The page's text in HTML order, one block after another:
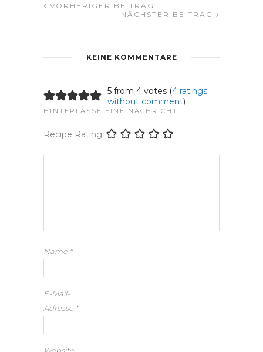
VORHERIGER BEITRAG
NÄCHSTER BEITRAG
KEINE KOMMENTARE
5 from 4 votes (4 ratings
without comment)
HINTERLASSE EINE NACHRICHT
Recipe Rating
Name *
E-Mail-
Adresse *
Website